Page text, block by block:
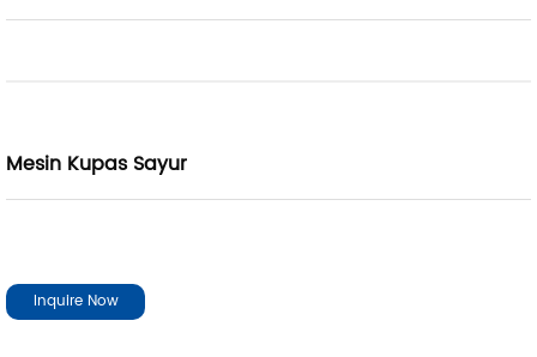
Mesin Kupas Sayur
Inquire Now